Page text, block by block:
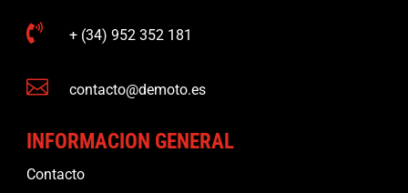
 + (34) 952 352 181
 contacto@demoto.es
INFORMACION GENERAL
Contacto